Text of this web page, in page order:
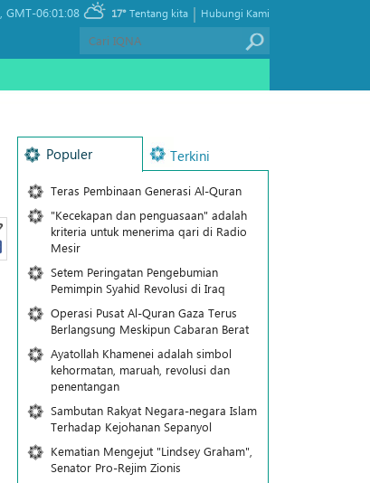
GMT-06:01:08 17° Hubungi Kami
|
Tentang kita
Populer Terkini
Teras Pembinaan Generasi Al-Quran
"Kecekapan dan penguasaan" adalah
kriteria untuk menerima qari di Radio
Mesir
Setem Peringatan Pengebumian
Pemimpin Syahid Revolusi di Iraq
Operasi Pusat Al-Quran Gaza Terus
Berlangsung Meskipun Cabaran Berat
Ayatollah Khamenei adalah simbol
kehormatan, maruah, revolusi dan
penentangan
Sambutan Rakyat Negara-negara Islam
Terhadap Kejohanan Sepanyol
Kematian Mengejut "Lindsey Graham",
Senator Pro-Rejim Zionis